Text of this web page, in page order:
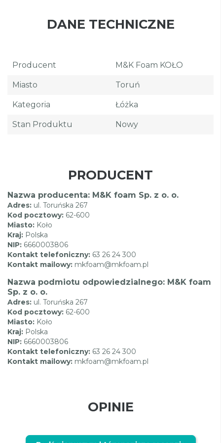
DANE TECHNICZNE
Producent M&K Foam KOŁO
Miasto Toruń
Kategoria Łóżka
Stan Produktu Nowy
PRODUCENT
Nazwa producenta: M&K foam Sp. z o. o.
Adres: ul. Toruńska 267
Kod pocztowy: 62-600
Miasto: Koło
Kraj: Polska
NIP: 6660003806
Kontakt telefoniczny: 63 26 24 300
Kontakt mailowy: mkfoam@mkfoam.pl
Nazwa podmiotu odpowiedzialnego: M&K foam
Sp. z o. o.
Adres: ul. Toruńska 267
Kod pocztowy: 62-600
Miasto: Koło
Kraj: Polska
NIP: 6660003806
Kontakt telefoniczny: 63 26 24 300
Kontakt mailowy: mkfoam@mkfoam.pl
OPINIE